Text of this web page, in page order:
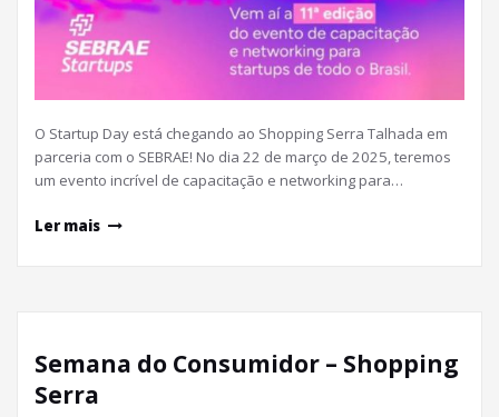
O Startup Day está chegando ao Shopping Serra Talhada em
parceria com o SEBRAE! No dia 22 de março de 2025, teremos
um evento incrível de capacitação e networking para…
Ler mais
Semana do Consumidor – Shopping
Serra